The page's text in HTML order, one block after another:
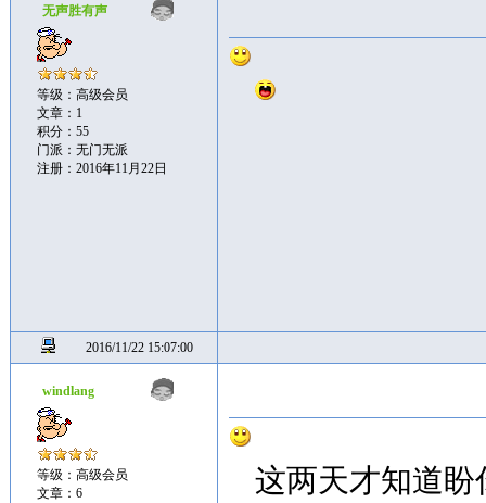
无声胜有声
等级：高级会员
文章：1
积分：55
门派：无门无派
注册：2016年11月22日
2016/11/22 15:07:00
windlang
等级：高级会员
文章：6
这两天才知道